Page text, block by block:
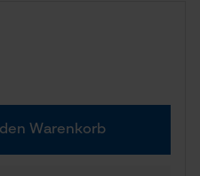
den Warenkorb